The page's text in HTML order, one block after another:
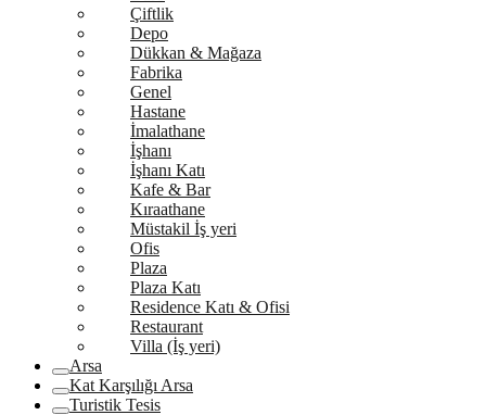
Çiftlik
Depo
Dükkan & Mağaza
Fabrika
Genel
Hastane
İmalathane
İşhanı
İşhanı Katı
Kafe & Bar
Kıraathane
Müstakil İş yeri
Ofis
Plaza
Plaza Katı
Residence Katı & Ofisi
Restaurant
Villa (İş yeri)
Arsa
Kat Karşılığı Arsa
Turistik Tesis